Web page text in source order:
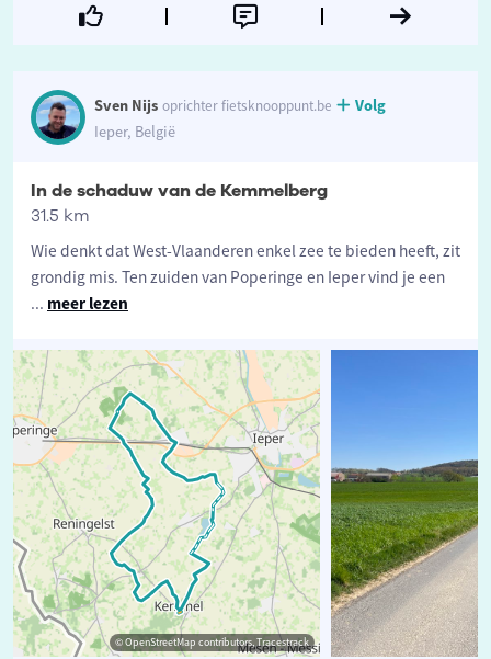
Sven Nijs oprichter fietsknooppunt.be
Volg
Ieper, België
In de schaduw van de Kemmelberg
31.5 km
Wie denkt dat West-Vlaanderen enkel zee te bieden heeft, zit
grondig mis. Ten zuiden van Poperinge en Ieper vind je een
... meer lezen
© OpenStreetMap contributors, Tracestrack